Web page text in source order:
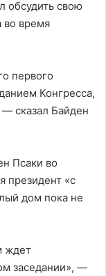
обсудить свою
во время
первого
Конгресса,
— сказал Байден
Псаки во
президент «с
дом пока не
ждет
заседании», —